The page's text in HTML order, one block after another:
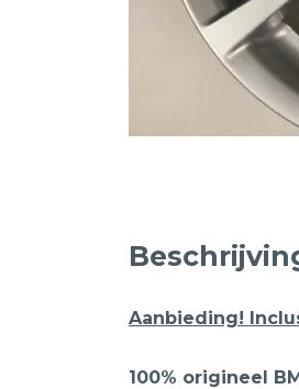
Aanbieding!
100% origineel